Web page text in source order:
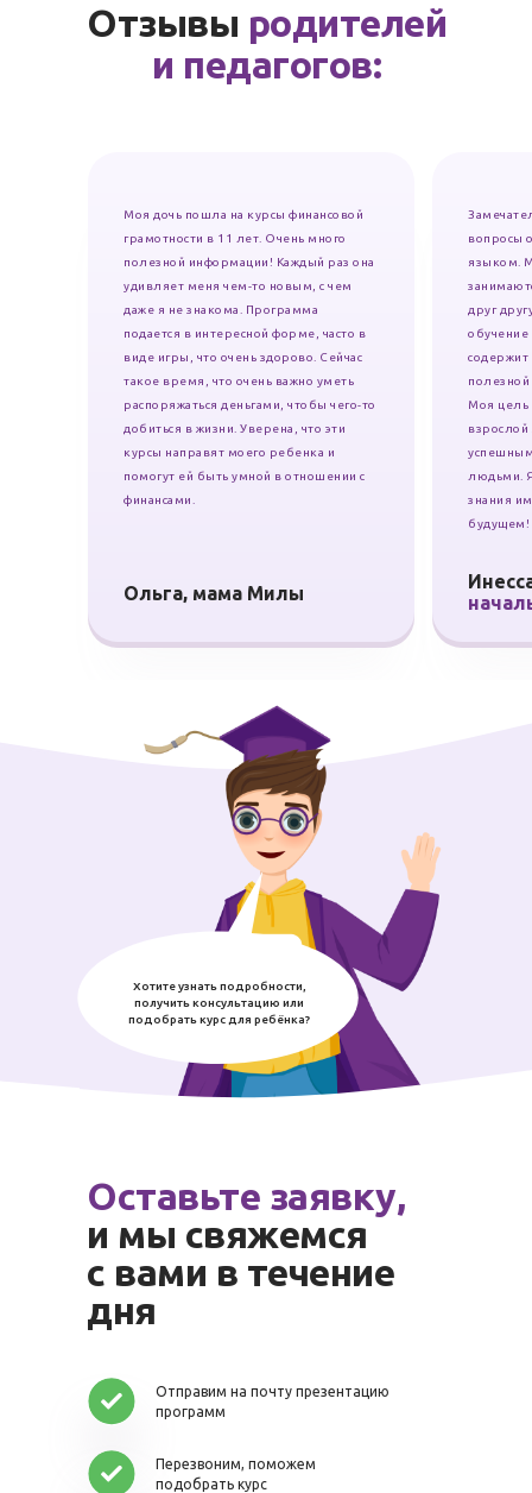
Отзывы родителей
и педагогов:
Моя дочь пошла на курсы финансовой
грамотности в 11 лет. Очень много
полезной информации! Каждый раз она
удивляет меня чем-то новым, с чем
даже я не знакома. Программа
подается в интересной форме, часто в
виде игры, что очень здорово. Сейчас
такое время, что очень важно уметь
распоряжаться деньгами, чтобы чего-то
добиться в жизни. Уверена, что эти
курсы направят моего ребенка и
помогут ей быть умной в отношении с
финансами.
Ольга, мама Милы
вопросы
языком.
друг
обучение
содержит
Моя цель
взрослой
людьми.
знания
будущем!
Отправим на почту презентацию
программ
Перезвоним, поможем
подобрать курс
Оставьте заявку,
и мы свяжемся
с вами в течение
дня
Хотите узнать подробности,
получить консультацию или
подобрать курс для ребёнка?